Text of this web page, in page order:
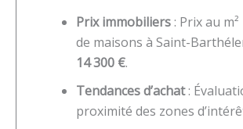
Prix immobiliers : Prix au
de maisons à Saint-
14 300 €.
Tendances d’achat:
proximité des zones